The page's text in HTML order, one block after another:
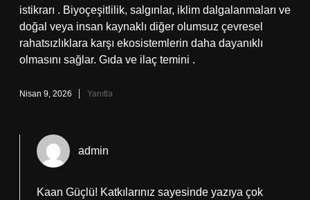
istikrarı . Biyoçeşitlilik, salgınlar, iklim dalgalanmaları ve
doğal veya insan kaynaklı diğer olumsuz çevresel
rahatsızlıklara karşı ekosistemlerin daha dayanıklı
olmasını sağlar. Gıda ve ilaç temini .
Nisan 9, 2026 Yanıtla
admin
Kaan Güçlü! Katkılarınız sayesinde yazıya çok